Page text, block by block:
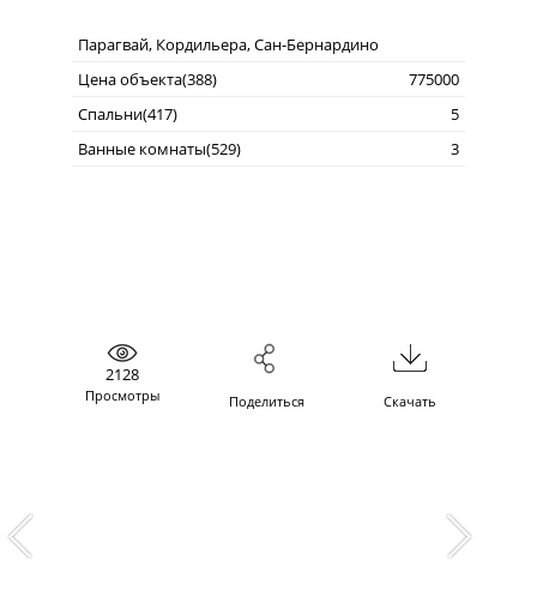
Парагвай, Кордильера, Сан-Бернардино
Цена объекта(388)
775000
Спальни(417)
5
Ванные комнаты(529)
3
2128
Просмотры Поделиться Скачать